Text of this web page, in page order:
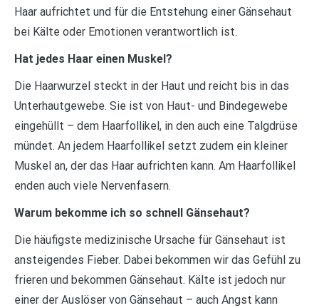
Haar aufrichtet und für die Entstehung einer Gänsehaut
bei Kälte oder Emotionen verantwortlich ist.
Hat jedes Haar einen Muskel?
Die Haarwurzel steckt in der Haut und reicht bis in das
Unterhautgewebe. Sie ist von Haut- und Bindegewebe
eingehüllt – dem Haarfollikel, in den auch eine Talgdrüse
mündet. An jedem Haarfollikel setzt zudem ein kleiner
Muskel an, der das Haar aufrichten kann. Am Haarfollikel
enden auch viele Nervenfasern.
Warum bekomme ich so schnell Gänsehaut?
Die häufigste medizinische Ursache für Gänsehaut ist
ansteigendes Fieber. Dabei bekommen wir das Gefühl zu
frieren und bekommen Gänsehaut. Kälte ist jedoch nur
einer der Auslöser von Gänsehaut – auch Angst kann